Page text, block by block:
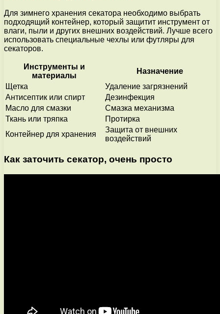
Для зимнего хранения секатора необходимо выбрать
подходящий контейнер, который защитит инструмент от
влаги, пыли и других внешних воздействий. Лучше всего
использовать специальные чехлы или футляры для
секаторов.
Инструменты и
материалы
Назначение
Щетка
Удаление загрязнений
Антисептик или спирт
Дезинфекция
Масло для смазки
Смазка механизма
Ткань или тряпка
Протирка
Контейнер для хранения
Защита от внешних
воздействий
Как заточить секатор, очень просто